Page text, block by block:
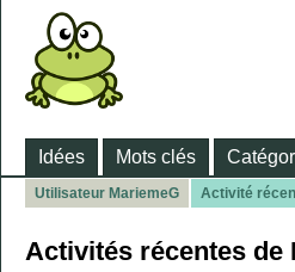
Idées Mots clés
Utilisateur MariemeG Activité
Activités récentes de